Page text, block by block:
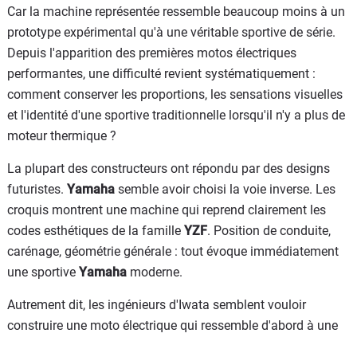
Car la machine représentée ressemble beaucoup moins à un
prototype expérimental qu'à une véritable sportive de série.
Depuis l'apparition des premières motos électriques
performantes, une difficulté revient systématiquement :
comment conserver les proportions, les sensations visuelles
et l'identité d'une sportive traditionnelle lorsqu'il n'y a plus de
moteur thermique ?
La plupart des constructeurs ont répondu par des designs
futuristes. Yamaha semble avoir choisi la voie inverse. Les
croquis montrent une machine qui reprend clairement les
codes esthétiques de la famille YZF. Position de conduite,
carénage, géométrie générale : tout évoque immédiatement
une sportive Yamaha moderne.
Autrement dit, les ingénieurs d'Iwata semblent vouloir
construire une moto électrique qui ressemble d'abord à une